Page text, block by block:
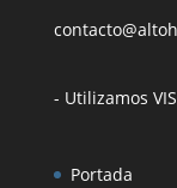
- Utilizamos
Portada